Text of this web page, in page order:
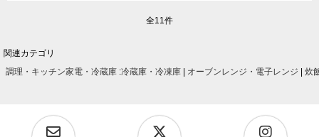
全11件
関連カテゴリ
調理・キッチン家電・冷蔵庫 :冷蔵庫・冷凍庫 | オーブンレンジ・電子レンジ | 炊